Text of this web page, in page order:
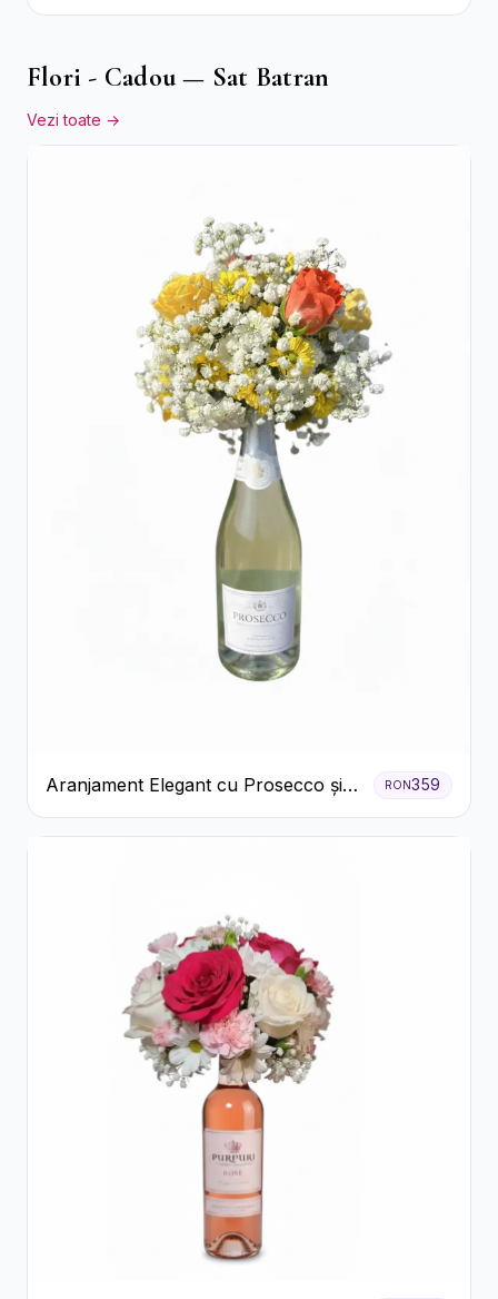
Flori - Cadou — Sat Batran
Vezi toate →
Aranjament Elegant cu Prosecco și
Flori Galbene.
RON359